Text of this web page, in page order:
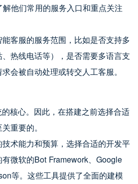
他们常用的服务入口和重点关注
客服的服务范围，比如是否支持多
热线电话等），是否需要多语言支
会被自动处理或转交人工客服。
核心。因此，在搭建之前选择合适
重要的。
术能力和预算，选择合适的开发平
微软的Bot Framework、Google
等。这些工具提供了全面的建模